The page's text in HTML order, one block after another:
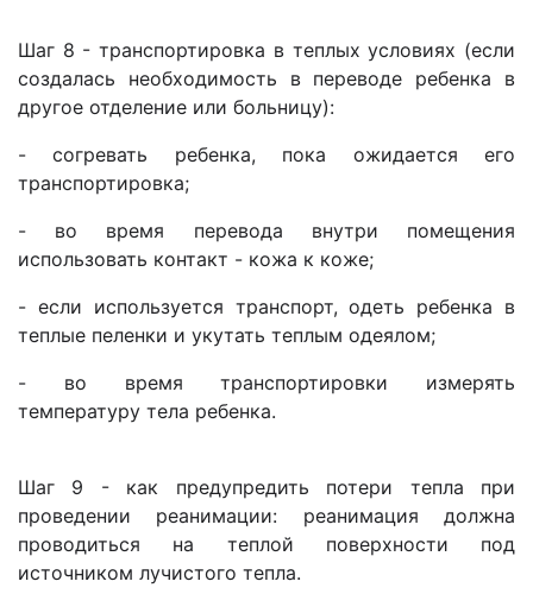
Шаг 8 - транспортировка в теплых условиях (если
создалась необходимость в переводе ребенка в
другое отделение или больницу):
- согревать ребенка, пока ожидается его
транспортировка;
- во время перевода внутри помещения
использовать контакт - кожа к коже;
- если используется транспорт, одеть ребенка в
теплые пеленки и укутать теплым одеялом;
- во время транспортировки измерять
температуру тела ребенка.
Шаг 9 - как предупредить потери тепла при
проведении реанимации: реанимация должна
проводиться на теплой поверхности под
источником лучистого тепла.